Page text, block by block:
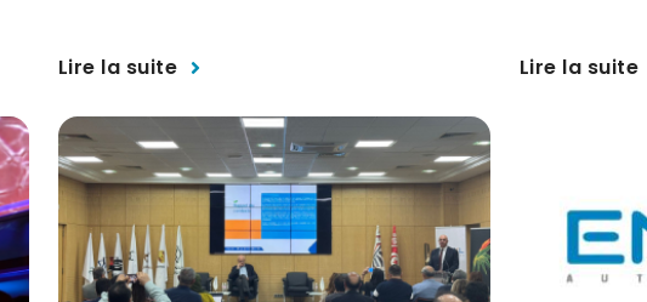
Lire la suite Lire la suite